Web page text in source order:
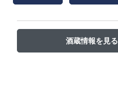
酒蔵情報を見る